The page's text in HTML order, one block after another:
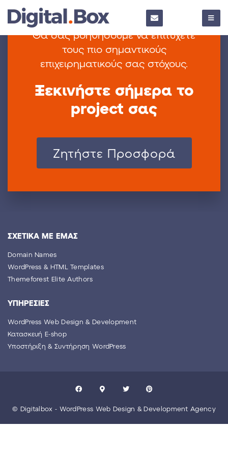
Θα σας βοηθήσουμε να επιτύχετε
τους πιο σημαντικούς
επιχειρηματικούς σας στόχους.
Ξεκινήστε σήμερα το
project σας
Zητήστε Προσφορά
ΣΧΕΤΙΚΑ ΜΕ ΕΜΑΣ
Domain Names
WordPress & HTML Templates
Themeforest Elite Authors
YΠΗΡΕΣΙΕΣ
WordPress Web Design & Development
Κατασκευή E-shop
Yποστήριξη & Συντήρηση WordPress
© Digitalbox - WordPress Web Design & Development Agency